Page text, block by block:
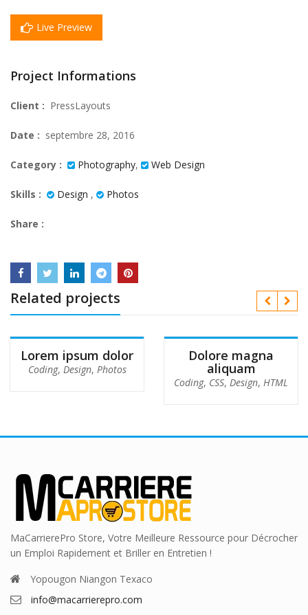
Live Preview
Project Informations
Client : PressLayouts
Date : septembre 28, 2016
Category : Photography, Web Design
Skills : Design , Photos
Share :
Related projects
Lorem ipsum dolor
Coding, Design, Photos
Dolore magna
aliquam
Coding, CSS, Design, HTML
MaCarrierePro Store, Votre Meilleure Ressource pour Décrocher
un Emploi Rapidement et Briller en Entretien !
Yopougon Niangon Texaco
info@macarrierepro.com